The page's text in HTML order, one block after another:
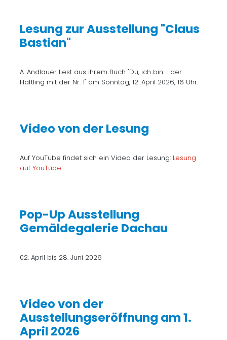
Lesung zur Ausstellung "Claus
Bastian"
A. Andlauer liest aus ihrem Buch "Du, ich bin ... der
Häftling mit der Nr. 1" am Sonntag, 12. April 2026, 16 Uhr.
Video von der Lesung
Auf YouTube findet sich ein Video der Lesung: Lesung
auf YouTube
Pop-Up Ausstellung
Gemäldegalerie Dachau
02. April bis 28. Juni 2026
Video von der
Ausstellungseröffnung am 1.
April 2026